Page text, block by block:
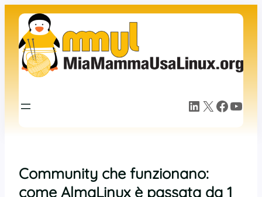
contenuto
LinkedIn X Facebook YouTube
Community che funzionano:
come AlmaLinux è passata da 1